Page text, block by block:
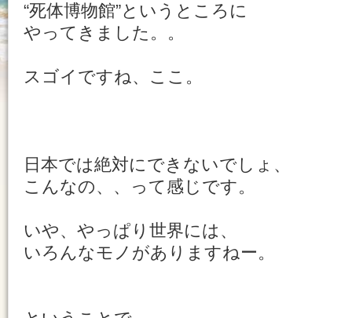
“死体博物館”というところに
やってきました。。
スゴイですね、ここ。
日本では絶対にできないでしょ、
こんなの、、って感じです。
いや、やっぱり世界には、
いろんなモノがありますねー。